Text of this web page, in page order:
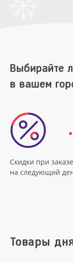
Выбирайте
в вашем
Скидки при заказе
на следующий
Товары